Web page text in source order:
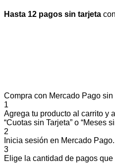
Hasta 12 pagos sin tarjeta
Compra con Mercado Pago
1
Agrega tu producto al carrito y
“Cuotas sin Tarjeta” o “Meses
2
Inicia sesión en Mercado Pago.
3
Elige la cantidad de pagos